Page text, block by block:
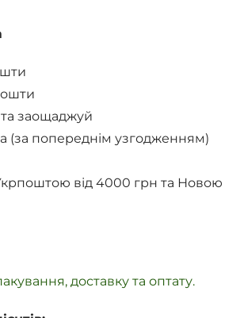
заощаджуй
(за попереднім узгодженням)
від 4000 грн та Новою
доставку та оптату.